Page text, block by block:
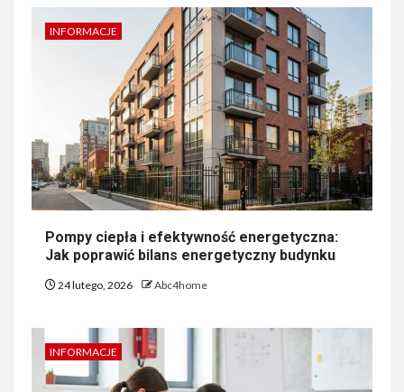
INFORMACJE
Pompy ciepła i efektywność energetyczna:
Jak poprawić bilans energetyczny budynku
24 lutego, 2026 Abc4home
INFORMACJE